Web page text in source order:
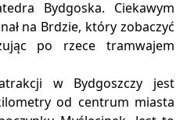
Bydgoska. Ciekawym
na Brdzie, który zobaczyć
po rzece tramwajem
w Bydgoszczy jest
od centrum miasta